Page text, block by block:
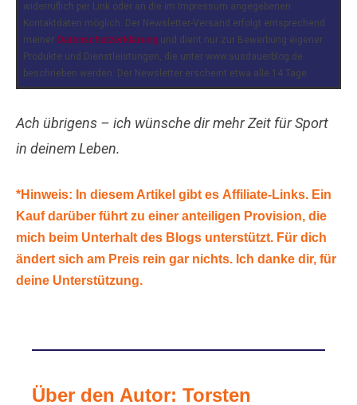
widerruflich per Link oder an die im Impressum angegebenen
Kontaktdaten möglich. Der Newsletter-Versand erfolgt entsprechend
meiner Datenschutzerklärung und dient nur zur Bewerbung eigener
Produkte und Dienstleistungen, die unter www.ausdauerblog.de.
beschrieben werden. Der Newsletter erscheint etwa alle 14 Tage.
Ach übrigens – ich wünsche dir mehr Zeit für Sport
in deinem Leben.
*Hinweis: In diesem Artikel gibt es Affiliate-Links. Ein
Kauf darüber führt zu einer anteiligen Provision, die
mich beim Unterhalt des Blogs unterstützt. Für dich
ändert sich am Preis rein gar nichts. Ich danke dir, für
deine Unterstützung.
Über den Autor: Torsten